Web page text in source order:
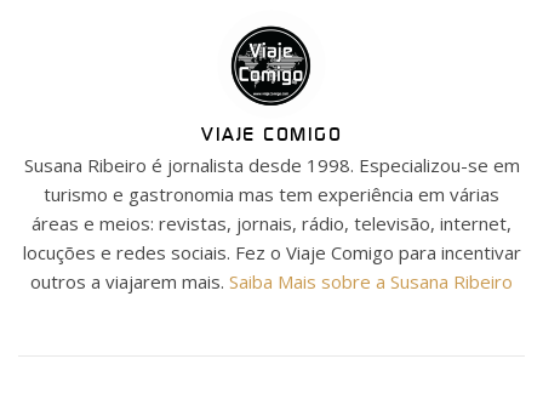
VIAJE COMIGO
Susana Ribeiro é jornalista desde 1998. Especializou-se em
turismo e gastronomia mas tem experiência em várias
áreas e meios: revistas, jornais, rádio, televisão, internet,
locuções e redes sociais. Fez o Viaje Comigo para incentivar
outros a viajarem mais. Saiba Mais sobre a Susana Ribeiro